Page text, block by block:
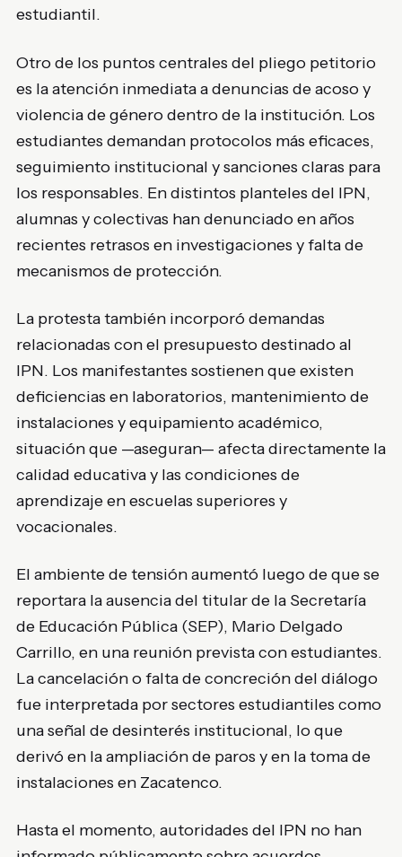
estudiantil.
Otro de los puntos centrales del pliego petitorio
es la atención inmediata a denuncias de acoso y
violencia de género dentro de la institución. Los
estudiantes demandan protocolos más eficaces,
seguimiento institucional y sanciones claras para
los responsables. En distintos planteles del IPN,
alumnas y colectivas han denunciado en años
recientes retrasos en investigaciones y falta de
mecanismos de protección.
La protesta también incorporó demandas
relacionadas con el presupuesto destinado al
IPN. Los manifestantes sostienen que existen
deficiencias en laboratorios, mantenimiento de
instalaciones y equipamiento académico,
situación que —aseguran— afecta directamente la
calidad educativa y las condiciones de
aprendizaje en escuelas superiores y
vocacionales.
El ambiente de tensión aumentó luego de que se
reportara la ausencia del titular de la Secretaría
de Educación Pública (SEP), Mario Delgado
Carrillo, en una reunión prevista con estudiantes.
La cancelación o falta de concreción del diálogo
fue interpretada por sectores estudiantiles como
una señal de desinterés institucional, lo que
derivó en la ampliación de paros y en la toma de
instalaciones en Zacatenco.
Hasta el momento, autoridades del IPN no han